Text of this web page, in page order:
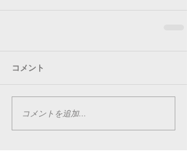
コメント
コメントを追加…